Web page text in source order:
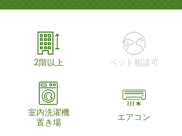
2階以上 ペット相談可
室内洗濯機
置き場
エアコン